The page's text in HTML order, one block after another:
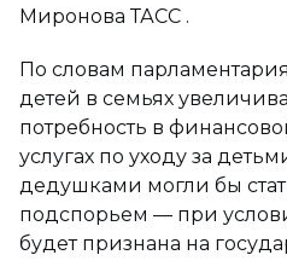
Миронова ТАСС .
По словам
детей в семьях
потребность в
услугах по уходу за
дедушками могли бы
подспорьем — при
будет признана на